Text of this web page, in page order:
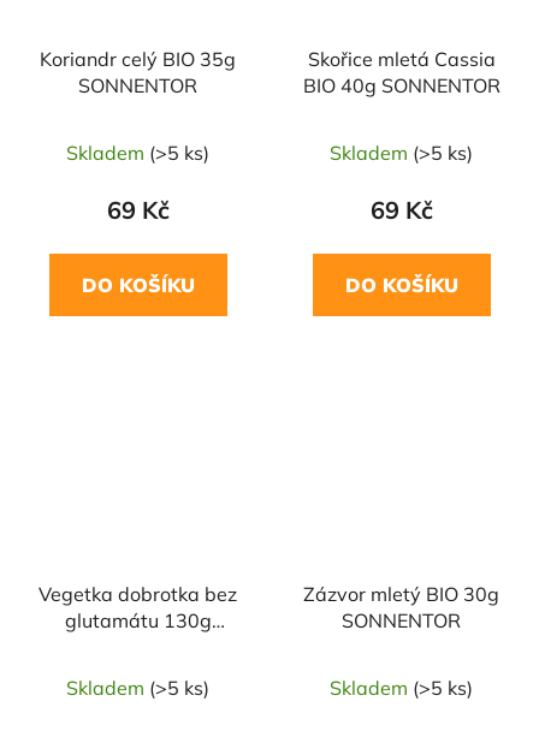
Koriandr celý BIO 35g
SONNENTOR
Skladem (>5 ks)
69 Kč
DO KOŠÍKU
Skořice mletá Cassia
BIO 40g SONNENTOR
Skladem (>5 ks)
69 Kč
DO KOŠÍKU
Vegetka dobrotka bez
glutamátu 130g
Skladem (>5 ks)
Zázvor mletý BIO 30g
SONNENTOR
Skladem (>5 ks)